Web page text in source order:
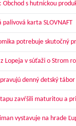
Obchod s hutníckou
palivová karta SLOVNAFT
potrebuje skutočný
Lopeja v súťaži o Strom
denný detský
zavŕšili maturitou a
vystavuje na hrade